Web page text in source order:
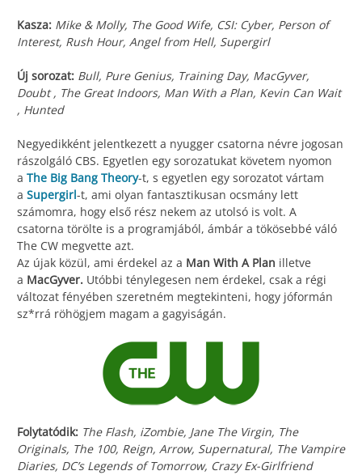
Kasza: Mike & Molly, The Good Wife, CSI: Cyber, Person of
Interest, Rush Hour, Angel from Hell, Supergirl
Új sorozat: Bull, Pure Genius, Training Day, MacGyver,
Doubt , The Great Indoors, Man With a Plan, Kevin Can Wait
, Hunted
Negyedikként jelentkezett a nyugger csatorna névre jogosan
rászolgáló CBS. Egyetlen egy sorozatukat követem nyomon
a The Big Bang Theory-t, s egyetlen egy sorozatot vártam
a Supergirl-t, ami olyan fantasztikusan ocsmány lett
számomra, hogy első rész nekem az utolsó is volt. A
csatorna törölte is a programjából, ámbár a tökösebbé váló
The CW megvette azt.
Az újak közül, ami érdekel az a Man With A Plan illetve
a MacGyver. Utóbbi ténylegesen nem érdekel, csak a régi
változat fényében szeretném megtekinteni, hogy jóformán
sz*rrá röhögjem magam a gagyiságán.
Folytatódik: The Flash, iZombie, Jane The Virgin, The
Originals, The 100, Reign, Arrow, Supernatural, The Vampire
Diaries, DC’s Legends of Tomorrow, Crazy Ex-Girlfriend